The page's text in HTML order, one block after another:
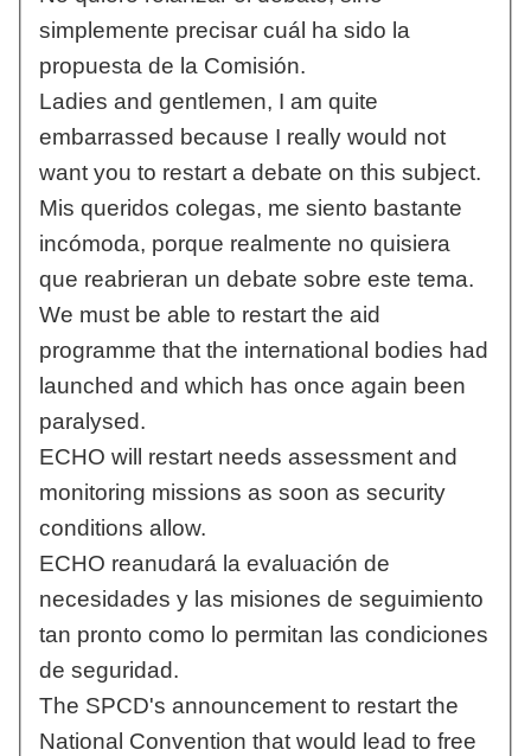
simplemente precisar cuál ha sido la
propuesta de la Comisión.
Ladies and gentlemen, I am quite
embarrassed because I really would not
want you to restart a debate on this subject.
Mis queridos colegas, me siento bastante
incómoda, porque realmente no quisiera
que reabrieran un debate sobre este tema.
We must be able to restart the aid
programme that the international bodies had
launched and which has once again been
paralysed.
ECHO will restart needs assessment and
monitoring missions as soon as security
conditions allow.
ECHO reanudará la evaluación de
necesidades y las misiones de seguimiento
tan pronto como lo permitan las condiciones
de seguridad.
The SPCD's announcement to restart the
National Convention that would lead to free